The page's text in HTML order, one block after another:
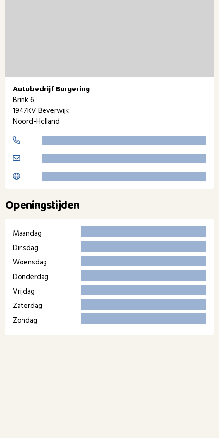
Autobedrijf Burgering
Brink 6
1947KV Beverwijk
Noord-Holland
Openingstijden
Maandag
Dinsdag
Woensdag
Donderdag
Vrijdag
Zaterdag
Zondag